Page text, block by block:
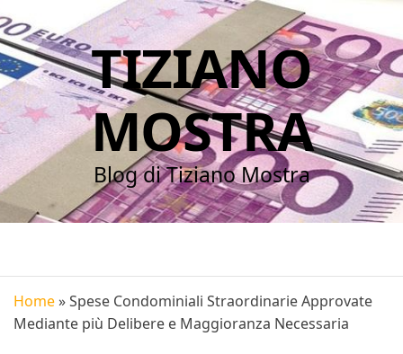
TIZIANO
MOSTRA
Blog di Tiziano Mostra
Home»Spese Condominiali Straordinarie Approvate
Mediante più Delibere e Maggioranza Necessaria